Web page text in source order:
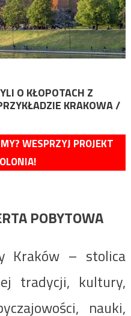
O KŁOPOTACH Z
KRAKOWA /
WESPRZYJ PROJEKT
POBYTOWA
Kraków – stolica
tradycji, kultury,
nauki,